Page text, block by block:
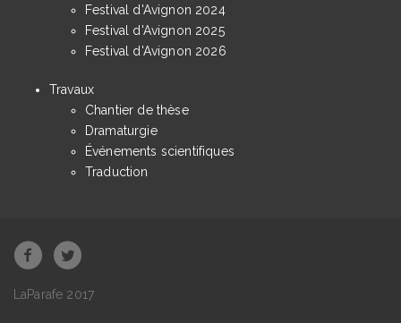
Festival d'Avignon 2024
Festival d'Avignon 2025
Festival d'Avignon 2026
Travaux
Chantier de thèse
Dramaturgie
Événements scientifiques
Traduction
LaParafe 2017